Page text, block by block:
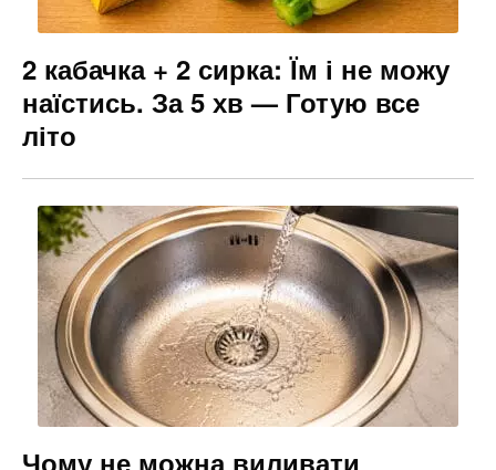
2 кабачка + 2 сирка: Їм і не можу
наїстись. За 5 хв — Готую все
літо
Чому не можна виливати